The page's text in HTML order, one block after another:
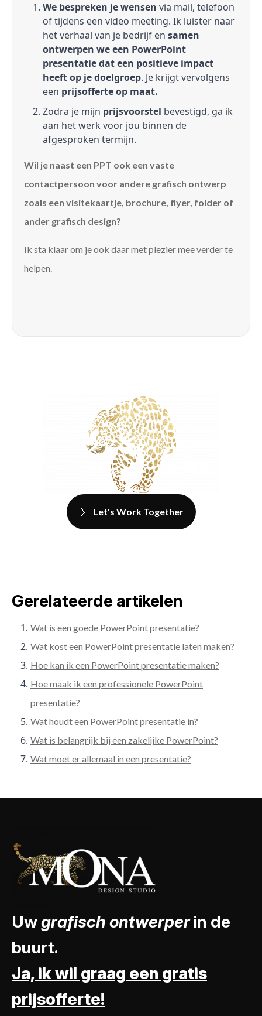
We bespreken je wensen via mail, telefoon
of tijdens een video meeting. Ik luister naar
het verhaal van je bedrijf en samen
ontwerpen we een PowerPoint
presentatie dat een positieve impact
heeft op je doelgroep. Je krijgt vervolgens
een prijsofferte op maat.
Zodra je mijn prijsvoorstel bevestigd, ga ik
aan het werk voor jou binnen de
afgesproken termijn.
Wil je naast een PPT ook een vaste
contactpersoon voor andere grafisch ontwerp
zoals een visitekaartje, brochure, flyer, folder of
ander grafisch design?
Ik sta klaar om je ook daar met plezier mee verder te
helpen.
Let's Work Together
Gerelateerde artikelen
Wat is een goede PowerPoint presentatie?
Wat kost een PowerPoint presentatie laten maken?
Hoe kan ik een PowerPoint presentatie maken?
Hoe maak ik een professionele PowerPoint
presentatie?
Wat houdt een PowerPoint presentatie in?
Wat is belangrijk bij een zakelijke PowerPoint?
Wat moet er allemaal in een presentatie?
Uwgrafisch ontwerperin de
buurt.
Ja, ik wil graag een gratis
prijsofferte!